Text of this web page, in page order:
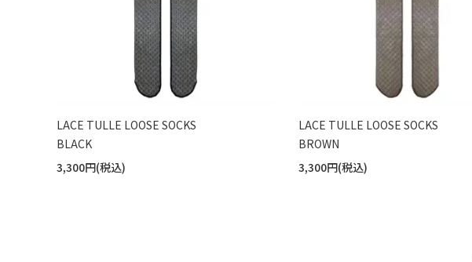
LACE TULLE LOOSE SOCKS
BLACK
3,300円(税込)
LACE TULLE LOOSE SOCKS
BROWN
3,300円(税込)